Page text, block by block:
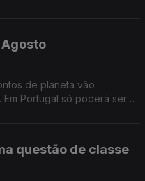
Agosto
de planeta vão
Em Portugal só poderá ser
questão de classe